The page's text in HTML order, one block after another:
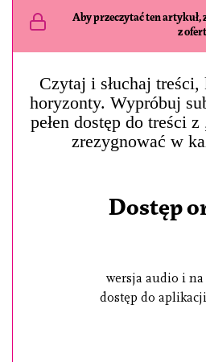
Aby przeczytać ten artykuł,
z
Czytaj i słuchaj treści,
horyzonty. Wypróbuj
pełen dostęp do treści
zrezygnować w
Dostęp
wersja audio i
dostęp do